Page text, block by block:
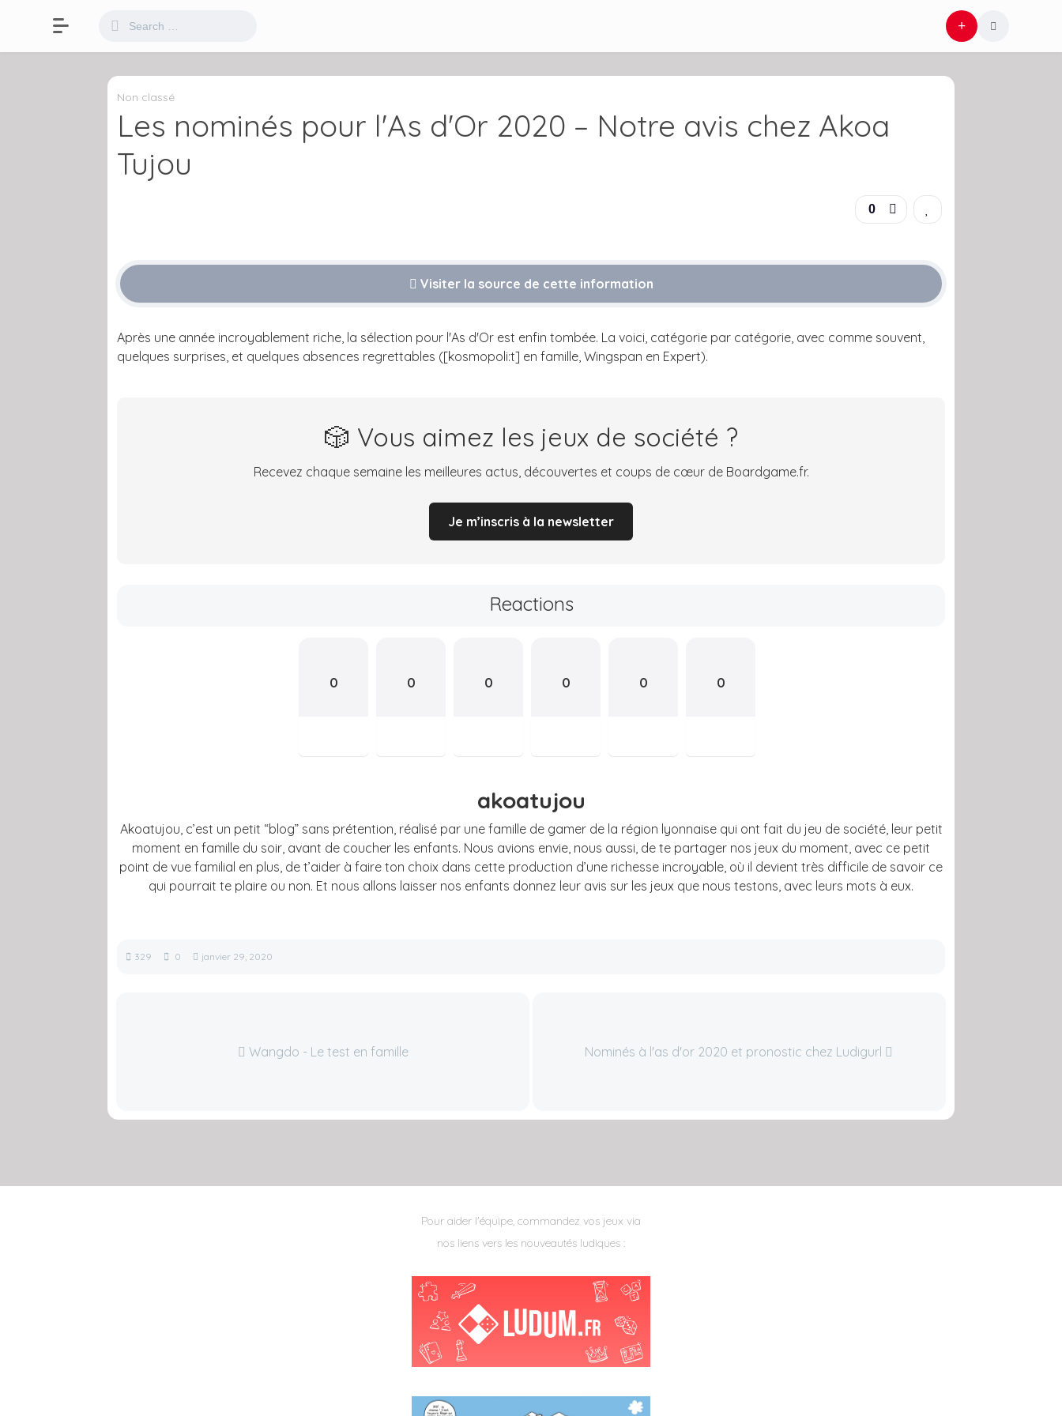
Non classé
Les nominés pour l'As d'Or 2020 – Notre avis chez Akoa
Tujou
0
Visiter la source de cette information
Après une année incroyablement riche, la sélection pour l'As d'Or est enfin tombée. La voici, catégorie par catégorie, avec comme souvent,
quelques surprises, et quelques absences regrettables ([kosmopoli:t] en famille, Wingspan en Expert).
🎲 Vous aimez les jeux de société ?
Recevez chaque semaine les meilleures actus, découvertes et coups de cœur de Boardgame.fr.
Je m’inscris à la newsletter
Reactions
0 0 0 0 0 0
akoatujou
Akoatujou, c’est un petit “blog” sans prétention, réalisé par une famille de gamer de la région lyonnaise qui ont fait du jeu de société, leur petit
moment en famille du soir, avant de coucher les enfants. Nous avions envie, nous aussi, de te partager nos jeux du moment, avec ce petit
point de vue familial en plus, de t’aider à faire ton choix dans cette production d’une richesse incroyable, où il devient très difficile de savoir ce
qui pourrait te plaire ou non. Et nous allons laisser nos enfants donnez leur avis sur les jeux que nous testons, avec leurs mots à eux.
329 0 janvier 29, 2020
Wangdo - Le test en famille Nominés à l'as d'or 2020 et pronostic chez Ludigurl
Pour aider l'équipe, commandez vos jeux via
nos liens vers les nouveautés ludiques :